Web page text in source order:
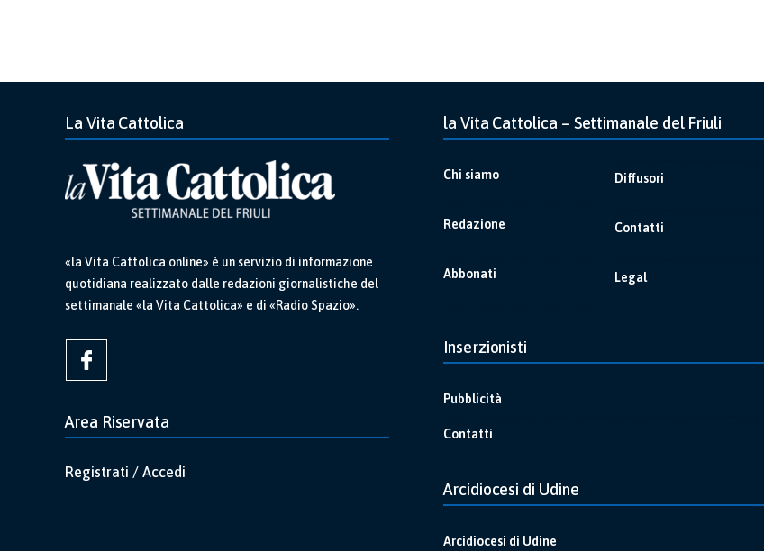
La Vita Cattolica
«la Vita Cattolica online» è un servizio di informazione
quotidiana realizzato dalle redazioni giornalistiche del
settimanale «la Vita Cattolica» e di «Radio Spazio».
Area Riservata
Registrati / Accedi
la Vita Cattolica – Settimanale del Friuli
Chi siamo
Redazione
Abbonati
Diffusori
Contatti
Legal
Inserzionisti
Pubblicità
Contatti
Arcidiocesi di Udine
Arcidiocesi di Udine